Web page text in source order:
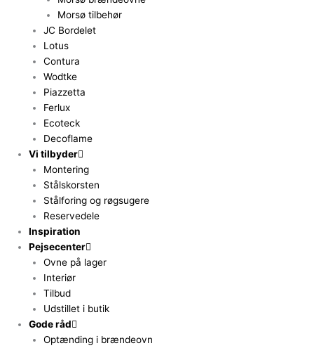
Morsø tilbehør
JC Bordelet
Lotus
Contura
Wodtke
Piazzetta
Ferlux
Ecoteck
Decoflame
Vi tilbyder
Montering
Stålskorsten
Stålforing og røgsugere
Reservedele
Inspiration
Pejsecenter
Ovne på lager
Interiør
Tilbud
Udstillet i butik
Gode råd
Optænding i brændeovn